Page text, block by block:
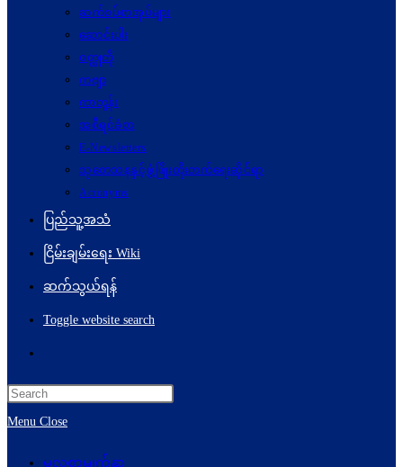
ဆက်စပ်စာအုပ်များ
ဆောင်းပါး
ဝတ္ထုတို
ကဗျာ
ကာတွန်း
အစီရင်ခံစာ
E-Newsletters
သုတေသနနှင့်ဖွံ့ဖြိုးတိုးတက်ရေးဆိုင်ရာ
Acronyms
ပြည်သူ့အသံ
ငြိမ်းချမ်းရေး Wiki
ဆက်သွယ်ရန်
Toggle website search
Menu Close
မူလစာမျက်နှာ